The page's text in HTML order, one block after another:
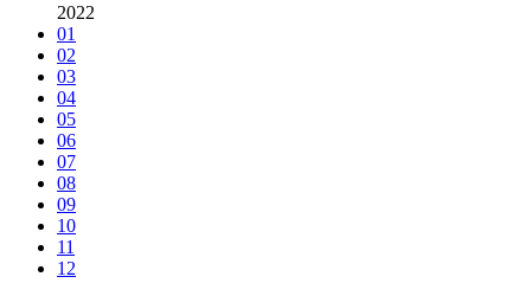
2022
01
02
03
04
05
06
07
08
09
10
11
12